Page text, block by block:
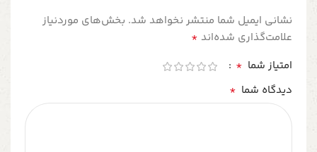
نشانی ایمیل شما منتشر نخواهد شد. بخش‌های موردنیاز
علامت‌گذاری شده‌اند *
امتیاز شما *
دیدگاه شما *